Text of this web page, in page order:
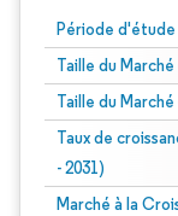
Période d'étude
Taille du Marché
Taille du Marché
Taux de
- 2031)
Marché à la